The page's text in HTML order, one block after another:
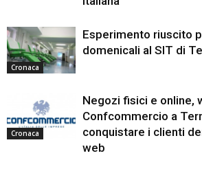
Cronaca
Esperimento riuscito
domenicali al SIT di
Cronaca
Negozi fisici e online,
Confcommercio a
conquistare i clienti
web